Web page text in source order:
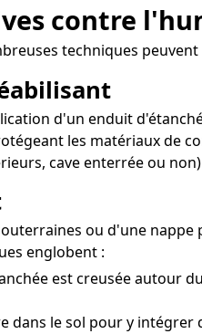
contre
techniques
d'un enduit
les matériaux de
cave enterrée ou
ou d'une
englobent :
est creusée autour
dans le sol pour y intégrer